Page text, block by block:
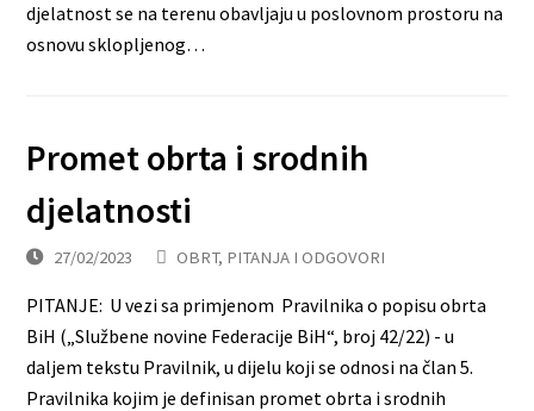
djelatnost se na terenu obavljaju u poslovnom prostoru na
osnovu sklopljenog…
Promet obrta i srodnih
djelatnosti
27/02/2023 OBRT, PITANJA I ODGOVORI
PITANJE: U vezi sa primjenom Pravilnika o popisu obrta
BiH („Službene novine Federacije BiH“, broj 42/22) - u
daljem tekstu Pravilnik, u dijelu koji se odnosi na član 5.
Pravilnika kojim je definisan promet obrta i srodnih